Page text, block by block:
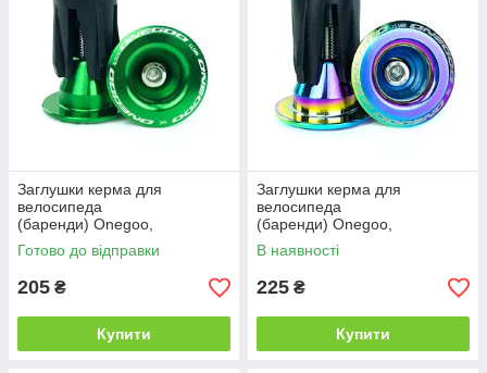
Заглушки керма для
велосипеда
(баренди) Onegoo,
алюмінієві, зелені
Готово до відправки
205 ₴
Купити
Заглушки керма для
велосипеда
(баренди) Onegoo,
алюмінієві, кольорові Oil-Silk
В наявності
225 ₴
Купити